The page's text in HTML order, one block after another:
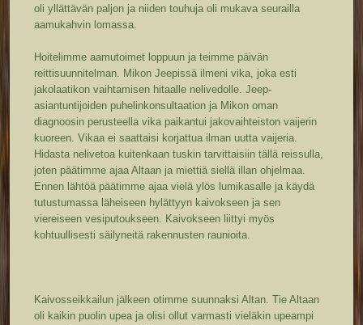
oli yllättävän paljon ja niiden touhuja oli mukava seurailla
aamukahvin lomassa.
Hoitelimme aamutoimet loppuun ja teimme päivän
reittisuunnitelman. Mikon Jeepissä ilmeni vika, joka esti
jakolaatikon vaihtamisen hitaalle nelivedolle. Jeep-
asiantuntijoiden puhelinkonsultaation ja Mikon oman
diagnoosin perusteella vika paikantui jakovaihteiston vaijerin
kuoreen. Vikaa ei saattaisi korjattua ilman uutta vaijeria.
Hidasta nelivetoa kuitenkaan tuskin tarvittaisiin tällä reissulla,
joten päätimme ajaa Altaan ja miettiä siellä illan ohjelmaa.
Ennen lähtöä päätimme ajaa vielä ylös lumikasalle ja käydä
tutustumassa läheiseen hylättyyn kaivokseen ja sen
viereiseen vesiputoukseen. Kaivokseen liittyi myös
kohtuullisesti säilyneitä rakennusten raunioita.
Kaivosseikkailun jälkeen otimme suunnaksi Altan. Tie Altaan
oli kaikin puolin upea ja olisi ollut varmasti vieläkin upeampi